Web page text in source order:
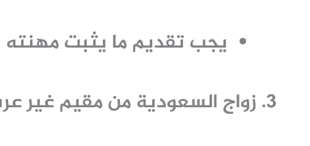
يجب تقديم ما يثبت
زواج السعودية من مقيم غير